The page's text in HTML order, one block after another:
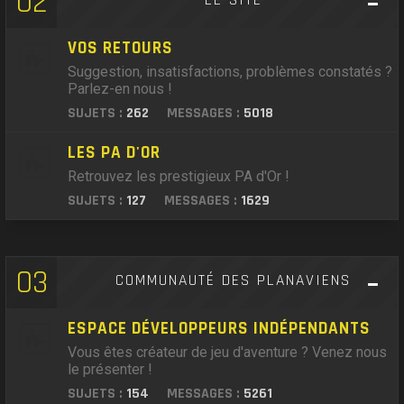
VOS RETOURS
Suggestion, insatisfactions, problèmes constatés ?
Parlez-en nous !
SUJETS : 262 MESSAGES : 5018
LES PA D'OR
Retrouvez les prestigieux PA d'Or !
SUJETS : 127 MESSAGES : 1629
03 COMMUNAUTÉ DES PLANAVIENS
ESPACE DÉVELOPPEURS INDÉPENDANTS
Vous êtes créateur de jeu d'aventure ? Venez nous
le présenter !
SUJETS : 154 MESSAGES : 5261